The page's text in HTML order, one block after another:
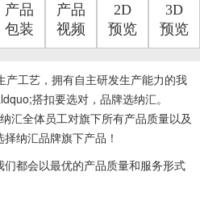
产品
包装
产品
视频
2D
预览
3D
预览
产工艺，拥有自主研发生产能力的我
搭扣要选对，品牌选纳汇。
汇全体员工对旗下所有产品质量以及
纳汇品牌旗下产品！
都会以最优的产品质量和服务形式